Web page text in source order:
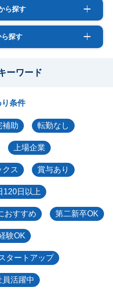
ら探す
探す
ーワード
り条件
補助 転勤なし
上場企業
クス 賞与あり
120日以上
おすすめ 第二新卒OK
験OK
タートアップ
活躍中